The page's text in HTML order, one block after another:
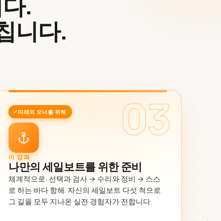
니다.
03
미래의 오너를 위해
이 강좌
나만의 세일보트를 위한 준비
체계적으로: 선택과 검사 → 수리와 정비 → 스스
로 하는 바다 항해. 자신의 세일보트 다섯 척으로
그 길을 모두 지나온 실전 경험자가 전합니다.